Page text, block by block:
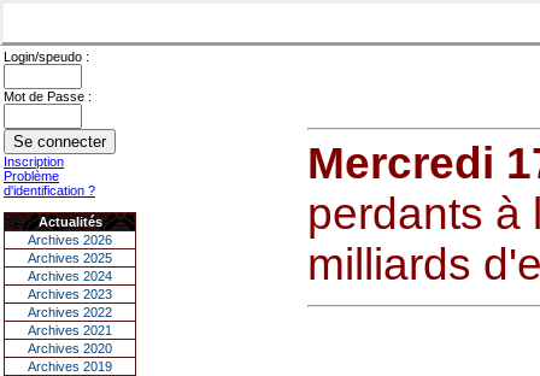
Login/speudo :
Mot de Passe :
Inscription
Problème
d'identification ?
Actualités
Archives 2026
Archives 2025
Archives 2024
Archives 2023
Archives 2022
Archives 2021
Archives 2020
Archives 2019
Mercredi
perdants à
milliards